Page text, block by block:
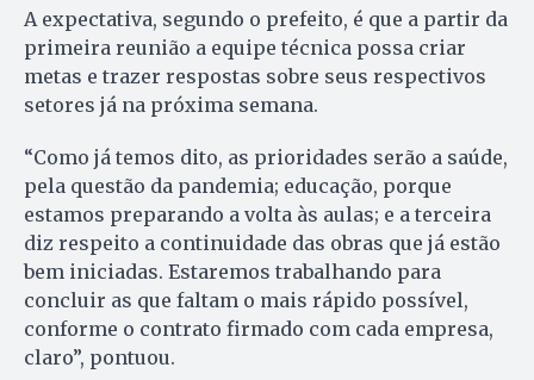
A expectativa, segundo o prefeito, é que a partir da
primeira reunião a equipe técnica possa criar
metas e trazer respostas sobre seus respectivos
setores já na próxima semana.
“Como já temos dito, as prioridades serão a saúde,
pela questão da pandemia; educação, porque
estamos preparando a volta às aulas; e a terceira
diz respeito a continuidade das obras que já estão
bem iniciadas. Estaremos trabalhando para
concluir as que faltam o mais rápido possível,
conforme o contrato firmado com cada empresa,
claro”, pontuou.